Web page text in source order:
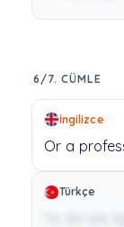
6/7. CÜMLE
İngilizce
Or a
Türkçe